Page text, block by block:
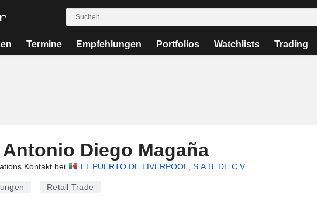
Termine Empfehlungen Portfolios Watchlists Trading
Diego Magaña
Kontakt bei EL PUERTO DE LIVERPOOL, S.A.B. DE C.V.
Retail Trade